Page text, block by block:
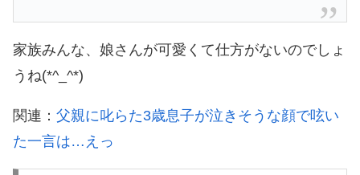
家族みんな、娘さんが可愛くて仕方がないのでしょ
うね(*^_^*)
関連： 父親に叱らた3歳息子が泣きそうな顔で呟い
た一言は…えっ